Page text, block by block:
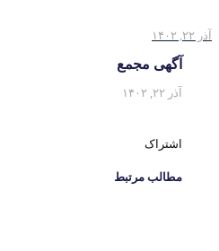
آذر ۲۲, ۱۴۰۲
آگهی مجمع
آذر ۲۲, ۱۴۰۲
اشتراک
مطالب مرتبط